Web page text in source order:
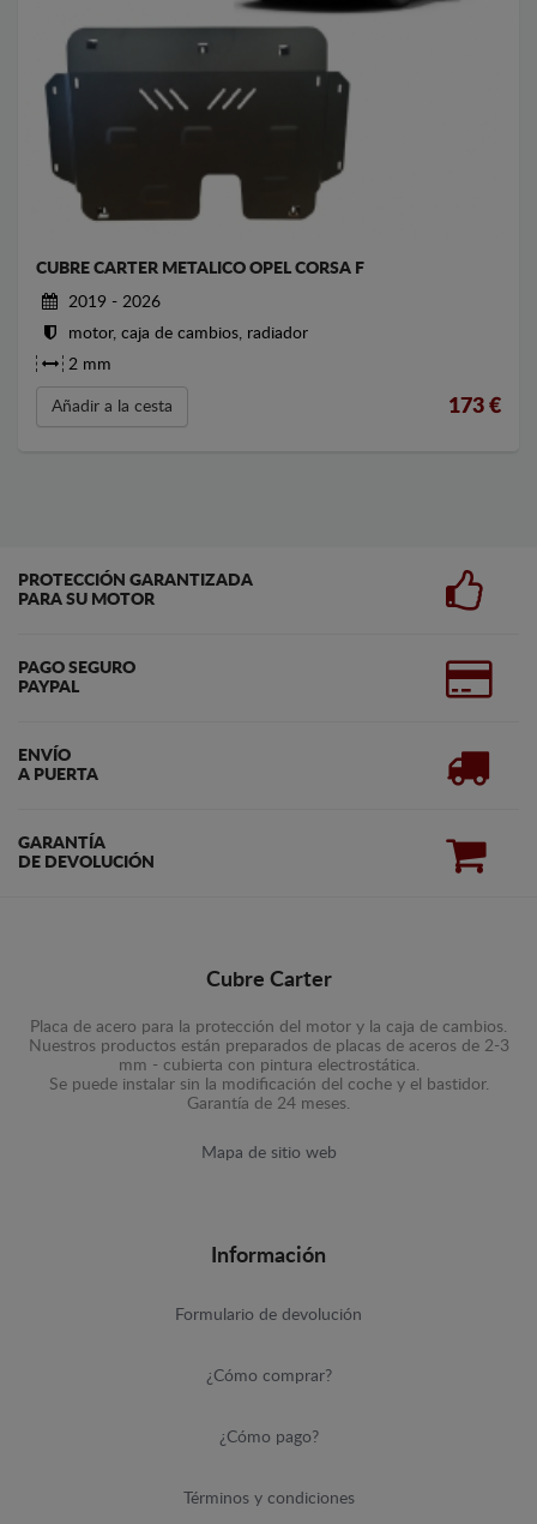
CUBRE CARTER METALICO OPEL CORSA F
2019 - 2026
motor, caja de cambios, radiador
2 mm
Añadir a la cesta 173 €
PROTECCIÓN GARANTIZADA
PARA SU MOTOR
PAGO SEGURO
PAYPAL
ENVÍO
A PUERTA
GARANTÍA
DE DEVOLUCIÓN
Cubre Carter
Placa de acero para la protección del motor y la caja de cambios.
Nuestros productos están preparados de placas de aceros de 2-3
mm - cubierta con pintura electrostática.
Se puede instalar sin la modificación del coche y el bastidor.
Garantía de 24 meses.
Mapa de sitio web
Información
Formulario de devolución
¿Cómo comprar?
¿Cómo pago?
Términos y condiciones